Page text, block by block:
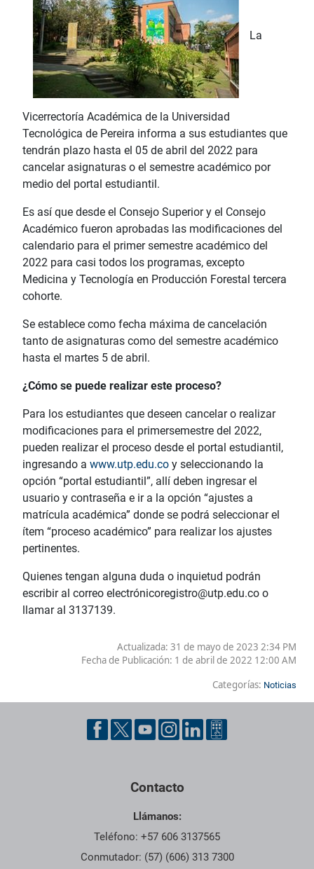
La
Vicerrectoría Académica de la Universidad
Tecnológica de Pereira informa a sus estudiantes que
tendrán plazo hasta el 05 de abril del 2022 para
cancelar asignaturas o el semestre académico por
medio del portal estudiantil.
Es así que desde el Consejo Superior y el Consejo
Académico fueron aprobadas las modificaciones del
calendario para el primer semestre académico del
2022 para casi todos los programas, excepto
Medicina y Tecnología en Producción Forestal tercera
cohorte.
Se establece como fecha máxima de cancelación
tanto de asignaturas como del semestre académico
hasta el martes 5 de abril.
¿Cómo se puede realizar este proceso?
Para los estudiantes que deseen cancelar o realizar
modificaciones para el primersemestre del 2022,
pueden realizar el proceso desde el portal estudiantil,
ingresando a www.utp.edu.co y seleccionando la
opción “portal estudiantil”, allí deben ingresar el
usuario y contraseña e ir a la opción “ajustes a
matrícula académica” donde se podrá seleccionar el
ítem “proceso académico” para realizar los ajustes
pertinentes.
Quienes tengan alguna duda o inquietud podrán
escribir al correo electrónicoregistro@utp.edu.co o
llamar al 3137139.
Actualizada: 31 de mayo de 2023 2:34 PM
Fecha de Publicación: 1 de abril de 2022 12:00 AM
Categorías: Noticias
Contacto
Llámanos:
Teléfono: +57 606 3137565
Conmutador: (57) (606) 313 7300